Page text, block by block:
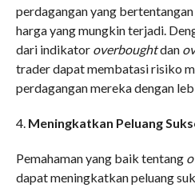
perdagangan yang
harga yang mungkin terjadi.
dari indikatoroverboughtdan
trader dapat membatasi risiko
perdagangan mereka dengan
4. Meningkatkan Peluang
Pemahaman yang baik tentang
dapat meningkatkan peluang